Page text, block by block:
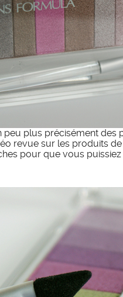
plus précisément des
revue sur les produits
pour que vous